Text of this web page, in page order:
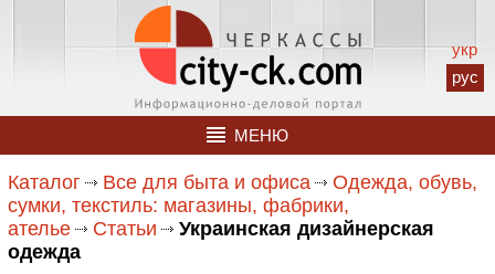
укр
рус
МЕНЮ
Каталог Все для быта и офиса
Одежда, обувь,
сумки, текстиль: магазины, фабрики,
ателье
Статьи
Украинская дизайнерская
одежда